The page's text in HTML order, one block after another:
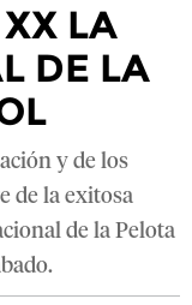
LA
DE LA
y de los
de la exitosa
de la Pelota